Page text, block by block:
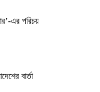
এর পরিচয়
বার্তা